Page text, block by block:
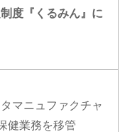
度『くるみん』に
マニュファクチャ
健業務を移管